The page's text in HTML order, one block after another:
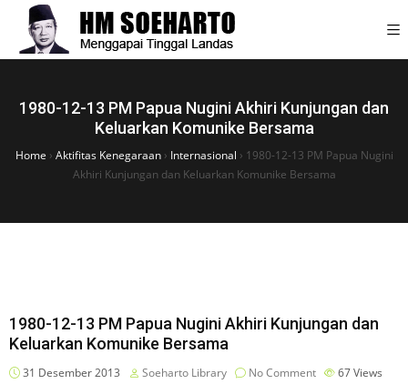
1980-12-13 PM Papua Nugini Akhiri Kunjungan dan
Keluarkan Komunike Bersama
Home › Aktifitas Kenegaraan› Internasional › 1980-12-13 PM Papua Nugini
Akhiri Kunjungan dan Keluarkan Komunike Bersama
1980-12-13 PM Papua Nugini Akhiri Kunjungan dan
Keluarkan Komunike Bersama
31 Desember 2013 Soeharto Library No Comment 67Views